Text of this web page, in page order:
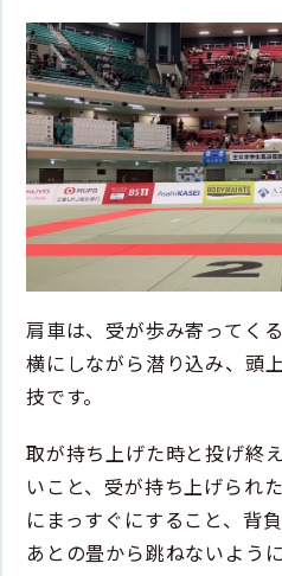
肩車は、受が歩み寄ってく
横にしながら潜り込み、頭
技です。
取が持ち上げた時と投げ終
いこと、受が持ち上げられ
にまっすぐにすること、背
あとの畳から跳ねないよう